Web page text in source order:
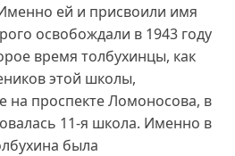
ей и присвоили имя
освобождали в 1943 году
время толбухинцы, как
этой школы,
на проспекте Ломоносова, в
11-я школа. Именно в
была